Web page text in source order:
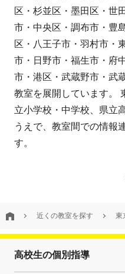
区・杉並区・墨田区・世
市・中央区・調布市・豊
区・八王子市・羽村市・
市・日野市・福生市・府
市・港区・武蔵野市・武
教室を展開しています。
立小学校・中学校、県立
うえで、教室間での情報
す。
近くの教室を探す 東
高校生の個別指導